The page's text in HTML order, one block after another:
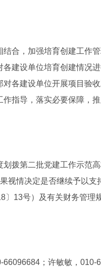
，加强培育创建工作管
建设单位培育创建情况
各建设单位开展项目验
指导，落实必要保障，
第二批党建工作示范高
视情决定是否继续予以
〕13号）及有关财务管
；许敏敏，010-